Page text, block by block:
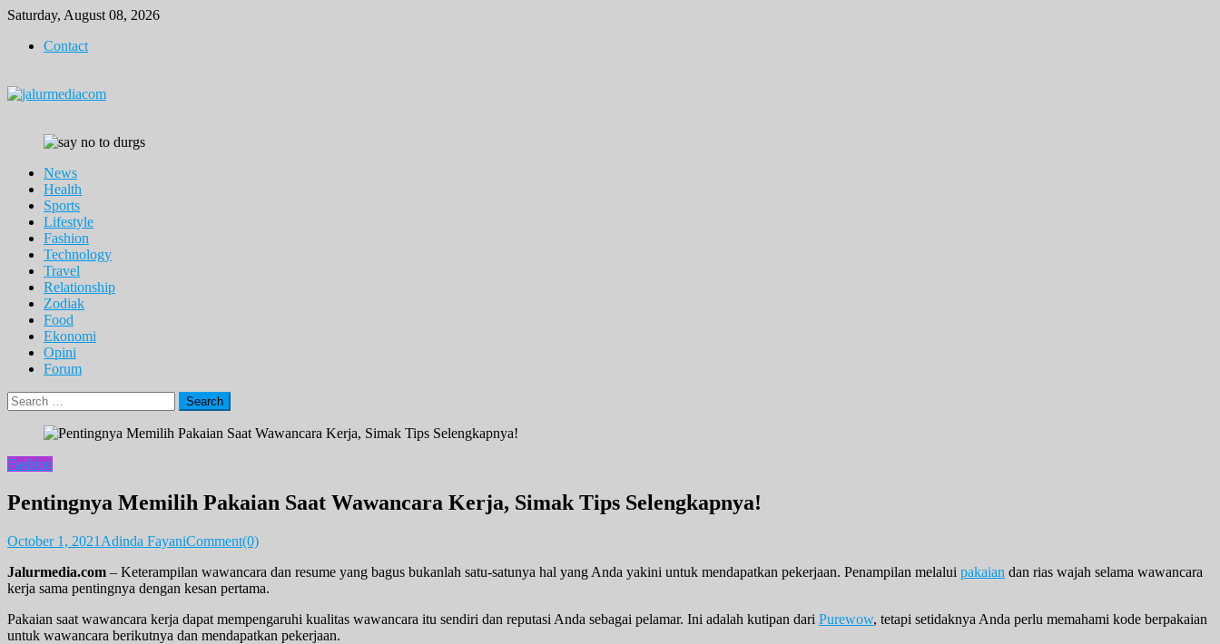
Skip
content
Saturday, August 08, 2026
Contact
News
Health
Sports
Lifestyle
Fashion
Technology
Travel
Relationship
Zodiak
Food
Ekonomi
Opini
Forum
Search
for:
Fashion
Pentingnya Memilih Pakaian Saat Wawancara Kerja, Simak Tips Selengkapnya!
October 1, 2021 Adinda FayaniComment(0)
Jalurmedia.com – Keterampilan wawancara dan resume yang bagus bukanlah satu-satunya hal yang Anda yakini untuk mendapatkan pekerjaan. Penampilan melalui pakaian dan rias wajah selama wawancara
kerja sama pentingnya dengan kesan pertama.
Pakaian saat wawancara kerja dapat mempengaruhi kualitas wawancara itu sendiri dan reputasi Anda sebagai pelamar. Ini adalah kutipan dari Purewow, tetapi setidaknya Anda perlu memahami kode berpakaian
untuk wawancara berikutnya dan mendapatkan pekerjaan.